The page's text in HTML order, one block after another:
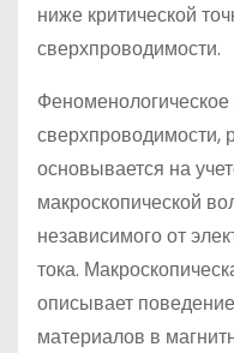
ниже критической
сверхпроводимости.
сверхпроводимости,
основывается на
макроскопической
независимого от
тока.
описывает
материалов в